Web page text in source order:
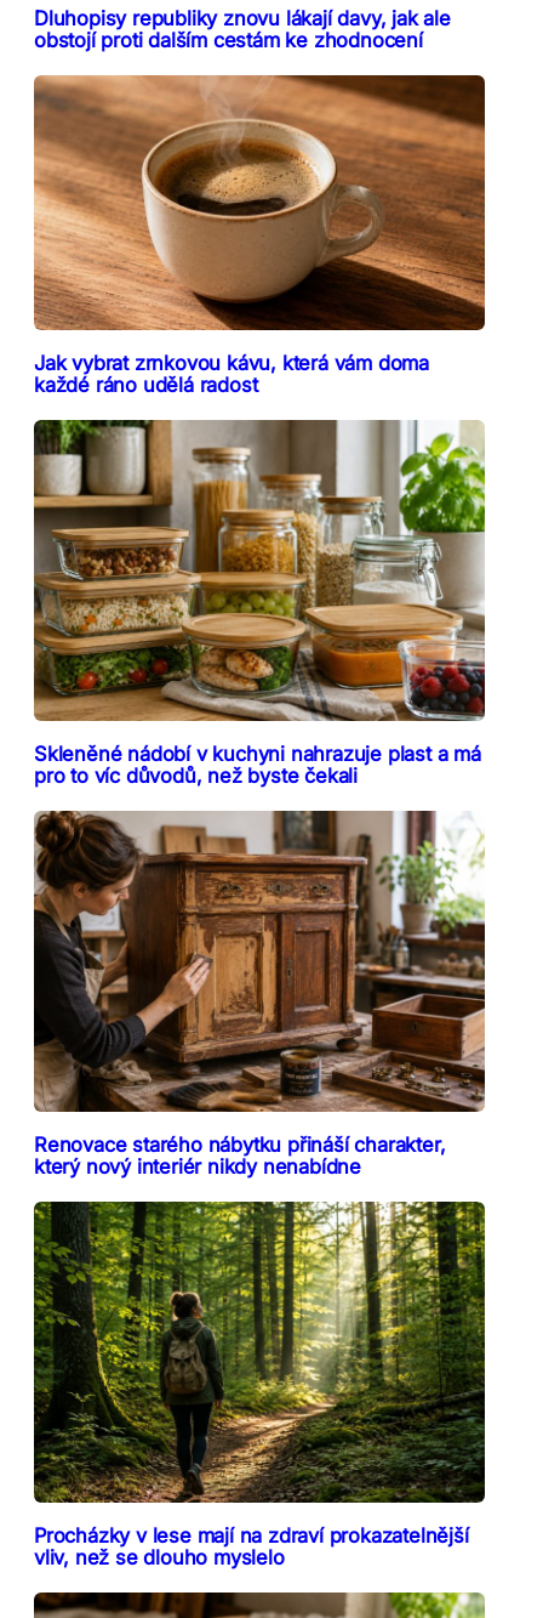
Dluhopisy republiky znovu lákají davy, jak ale
obstojí proti dalším cestám ke zhodnocení
Jak vybrat zrnkovou kávu, která vám doma
každé ráno udělá radost
Skleněné nádobí v kuchyni nahrazuje plast a má
pro to víc důvodů, než byste čekali
Renovace starého nábytku přináší charakter,
který nový interiér nikdy nenabídne
Procházky v lese mají na zdraví prokazatelnější
vliv, než se dlouho myslelo